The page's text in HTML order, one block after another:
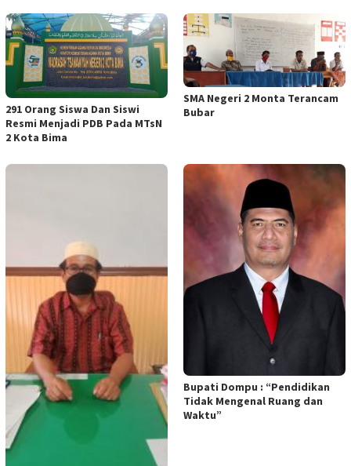
291 Orang Siswa Dan Siswi
Resmi Menjadi PDB Pada MTsN
2 Kota Bima
SMA Negeri 2 Monta Terancam
Bubar
Bupati Dompu : “Pendidikan
Tidak Mengenal Ruang dan
Waktu”